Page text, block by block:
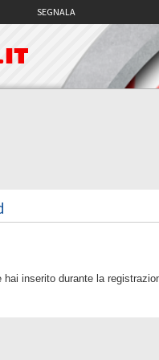
SEGNALA
hai inserito durante la